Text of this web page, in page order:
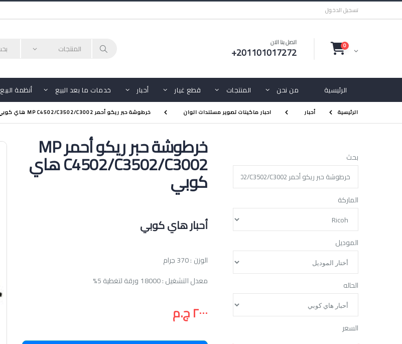
تسجيل الدخول
اتصل بنا الان
+201101017272 0
الرئيسية من نحن المنتجات قطع غيار أحبار خدمات ما بعد البيع أنظمة البيع
الرئيسية أحبار احبار ماكينات تصوير مستندات الوان خرطوشة حبر ريكو أحمر MP C4502/C3502/C3002 هاي كوبي
خرطوشة حبر ريكو أحمر MP
C4502/C3502/C3002 هاي
كوبي
أحبار هاي كوبي
الوزن : 370 جرام
معدل التشغيل : 18000 ورقة لتغطية 5%
٢٠٠٠ ج.م
بحث
الماركة
الموديل
الحاله
السعر